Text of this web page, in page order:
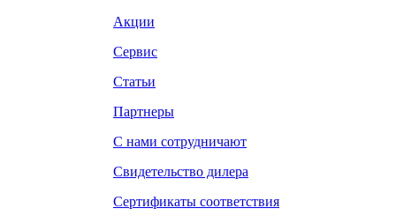
Акции
Сервис
Статьи
Партнеры
С нами сотрудничают
Свидетельство дилера
Сертификаты соответствия